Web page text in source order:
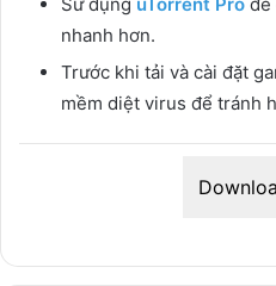
nhanh hơn.
Trước khi tải và cài đặt
mềm diệt virus để tránh